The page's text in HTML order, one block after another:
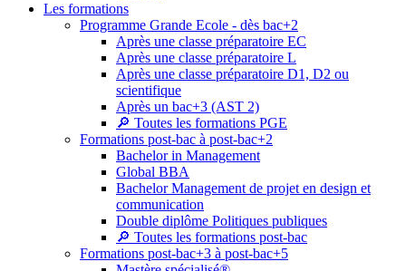
Les formations
Programme Grande Ecole - dès bac+2
Après une classe préparatoire EC
Après une classe préparatoire L
Après une classe préparatoire D1, D2 ou
scientifique
Après un bac+3 (AST 2)
🔎 Toutes les formations PGE
Formations post-bac à post-bac+2
Bachelor in Management
Global BBA
Bachelor Management de projet en design et
communication
Double diplôme Politiques publiques
🔎 Toutes les formations post-bac
Formations post-bac+3 à post-bac+5